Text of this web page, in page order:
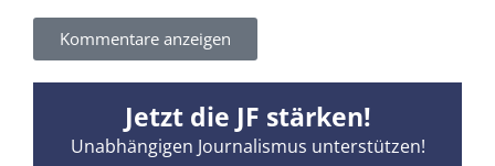
Kommentare anzeigen
Jetzt die JF stärken!
Unabhängigen Journalismus unterstützen!